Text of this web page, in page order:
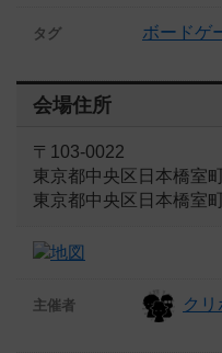
タグ ボードゲ
会場住所
〒103-0022
東京都中央区日本橋室
東京都中央区日本橋室
主催者 ク